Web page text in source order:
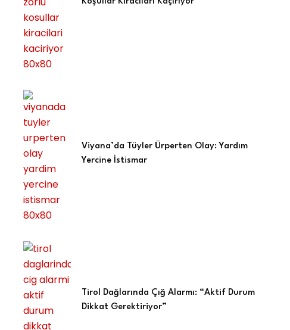
Viyana’da Tüyler Ürperten Olay: Yardım
Yercine İstismar
Tirol Dağlarında Çığ Alarmı: “Aktif Durum
Dikkat Gerektiriyor”